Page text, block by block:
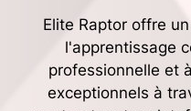
Elite Raptor offre
l'apprentissage
professionnelle et
exceptionnels à